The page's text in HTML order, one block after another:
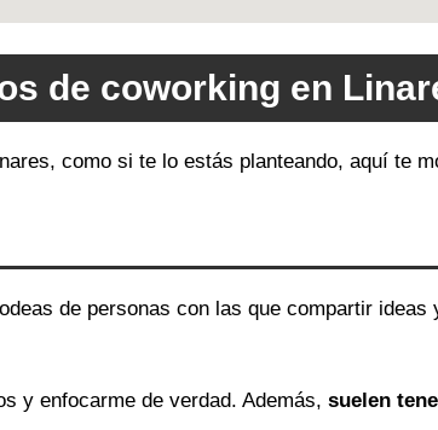
de coworking en
como si te lo estás planteando, aquí te
de personas con las que compartir ideas
y enfocarme de verdad. Además, suelen